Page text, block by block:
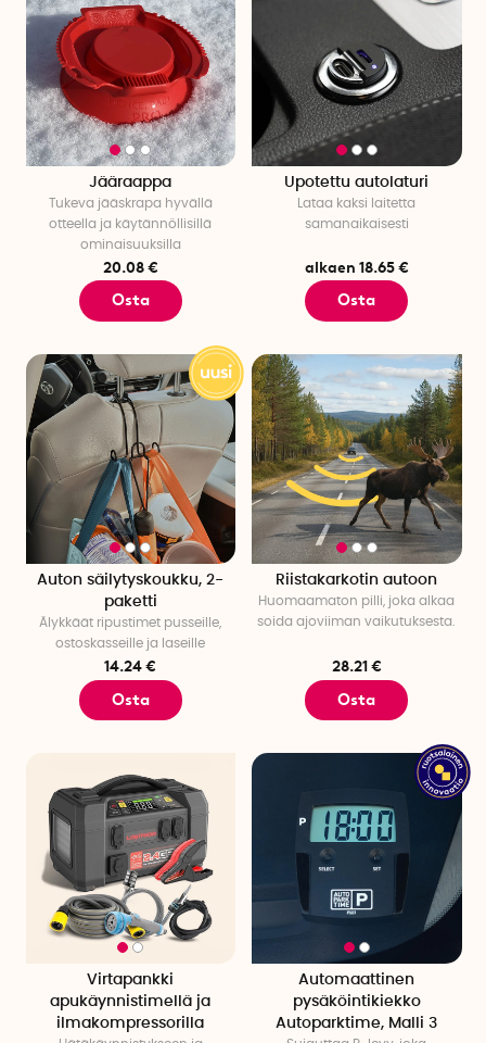
Jääraappa
Tukeva jääskrapa hyvällä
otteella ja käytännöllisillä
ominaisuuksilla
20.08 €
Osta
Upotettu autolaturi
Lataa kaksi laitetta
samanaikaisesti
alkaen 18.65 €
Osta
Auton säilytyskoukku, 2-
paketti
Älykkäät ripustimet pusseille,
ostoskasseille ja laseille
14.24 €
Osta
Riistakarkotin autoon
Huomaamaton pilli, joka alkaa
soida ajoviiman vaikutuksesta.
28.21 €
Osta
Virtapankki
apukäynnistimellä ja
ilmakompressorilla
Automaattinen
pysäköintikiekko
Autoparktime, Malli 3